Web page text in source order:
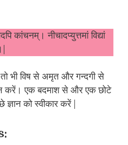
कांचनम्। नीचादप्युत्तमां विद्यां
तो भी विष से अमृत और गन्दगी से
न करें। एक बदमाश से और एक छोटे
को स्वीकार करें |